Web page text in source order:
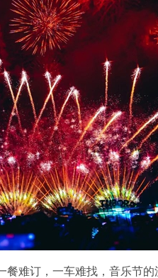
难订，一车难找，音乐节的